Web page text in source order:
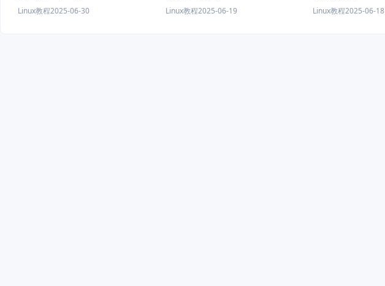
Linux教程2025-06-30 Linux教程2025-06-19 Linux教程2025-06-18